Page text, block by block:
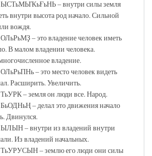
ЫСТьМЫҠьҒьНЬ – внутри силы земля
внутри высота род начало. Сильной
вождя.
ОЛьРьМҘ – это владение человек иметь
В малом владении человека.
владение.
ОЛьРьПНь – это место человек видеть
Расширить. Увеличить.
ТьУРК – земля он люди все. Народ.
– делал это движения начало
Двинулся.
– внутри из владений внутри
Из владений начальных.
ТьУРУСЫН – землю его люди они силы